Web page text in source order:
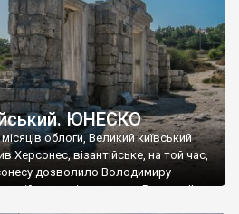
ЮНЕСКО
облоги, Великий київський
Херсонес, візантійське, на той час,
дозволило Володимиру
імператору Василю ІІ, та